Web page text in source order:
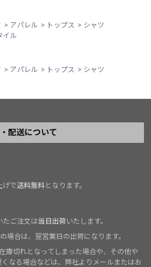
> アパレル > トップス > シャツ
イル
> アパレル > トップス > シャツ
配送について
げで送料無料となります。
たご注文は当日出荷いたします。
場合は、翌営業日の出荷になります。
庫切れとなってしまった場合や、その他や
なる場合などは、弊社よりメールまたはお